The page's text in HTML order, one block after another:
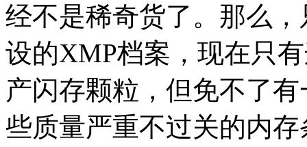
经不是稀奇货了。那么
设的XMP档案，现在只
产闪存颗粒，但免不了
些质量严重不过关的内